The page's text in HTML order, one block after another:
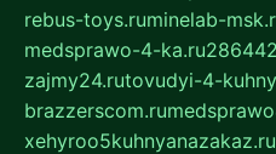
rebus-toys.ruminelab-
medsprawo-4-ka.ru
zajmy24.rutovudyi-4-
brazzerscom.ru
xehyroo5kuhnyanazakaz.ru